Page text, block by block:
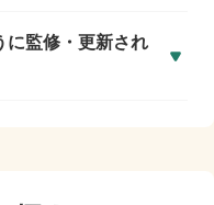
に監修・更新され